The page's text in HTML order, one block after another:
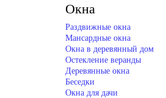
Окна
Раздвижные окна
Мансардные окна
Окна в деревянный дом
Остекление веранды
Деревянные окна
Беседки
Окна для дачи